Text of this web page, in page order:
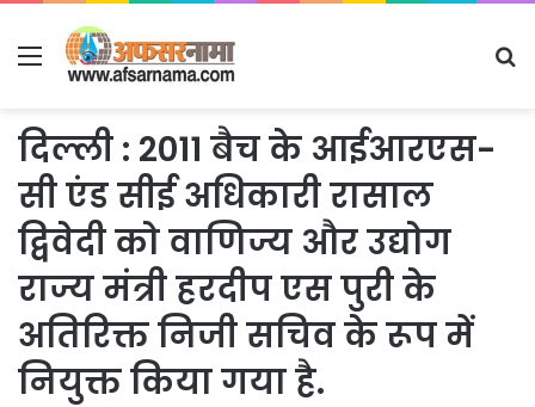
Menu
दिल्ली : 2011 बैच के आईआरएस-
सी एंड सीई अधिकारी रासाल
द्विवेदी को वाणिज्य और उद्योग
राज्य मंत्री हरदीप एस पुरी के
अतिरिक्त निजी सचिव के रूप में
नियुक्त किया गया है.